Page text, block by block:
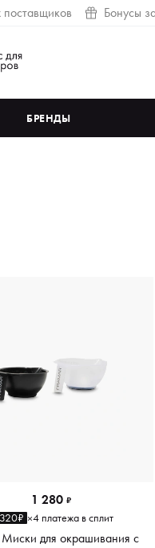
Бонусы
БРЕНДЫ
1 280 ₽
320₽ ×4 платежа в сплит
Миски для окрашивания с